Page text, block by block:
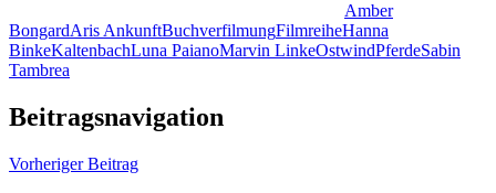
Amber
BongardAris AnkunftBuchverfilmungFilmreiheHanna
BinkeKaltenbachLuna PaianoMarvin LinkeOstwindPferdeSabin
Tambrea
Beitragsnavigation
Vorheriger Beitrag